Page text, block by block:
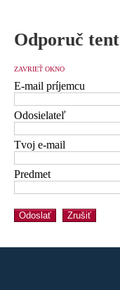
Odporuč
ZAVRIEŤ OKNO
E-mail príjemcu
Odosielateľ
Tvoj e-mail
Predmet
Odoslať Zrušiť